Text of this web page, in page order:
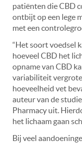
patiënten die CBD
ontbijt op een lege
met een
“Het soort voedsel
hoeveel CBD het
opname van CBD
variabiliteit
hoeveelheid vet
auteur van de
Pharmacy uit.
het lichaam gaan
Bij veel